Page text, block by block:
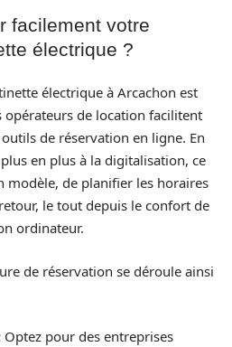
facilement votre
électrique ?
électrique à Arcachon est
opérateurs de location facilitent
de réservation en ligne. En
en plus à la digitalisation, ce
modèle, de planifier les horaires
le tout depuis le confort de
ordinateur.
de réservation se déroule ainsi
Optez pour des entreprises